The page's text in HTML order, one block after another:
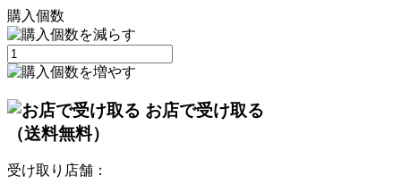
購入個数
お店で受け取る
（送料無料）
受け取り店舗：